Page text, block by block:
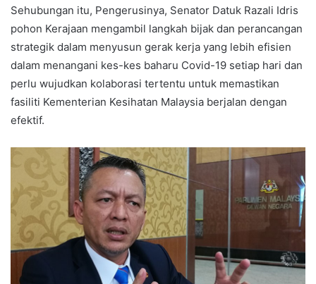
Sehubungan itu, Pengerusinya, Senator Datuk Razali Idris
pohon Kerajaan mengambil langkah bijak dan perancangan
strategik dalam menyusun gerak kerja yang lebih efisien
dalam menangani kes-kes baharu Covid-19 setiap hari dan
perlu wujudkan kolaborasi tertentu untuk memastikan
fasiliti Kementerian Kesihatan Malaysia berjalan dengan
efektif.